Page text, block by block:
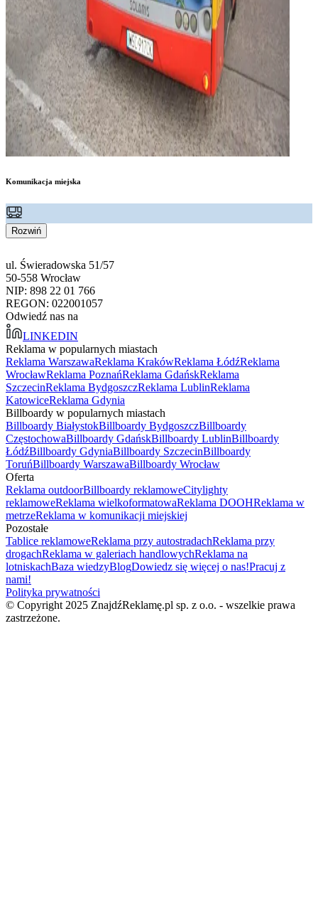
Komunikacja miejska
Rozwiń
ul. Świeradowska 51/57
50-558 Wrocław
NIP: 898 22 01 766
REGON: 022001057
Odwiedź nas na
LINKEDIN
Reklama w popularnych miastach
Reklama WarszawaReklama KrakówReklama ŁódźReklama
WrocławReklama PoznańReklama GdańskReklama
SzczecinReklama BydgoszczReklama LublinReklama
KatowiceReklama Gdynia
Billboardy w popularnych miastach
Billboardy BiałystokBillboardy BydgoszczBillboardy
CzęstochowaBillboardy GdańskBillboardy LublinBillboardy
ŁódźBillboardy GdyniaBillboardy SzczecinBillboardy
ToruńBillboardy WarszawaBillboardy Wrocław
Oferta
Reklama outdoorBillboardy reklamoweCitylighty
reklamoweReklama wielkoformatowaReklama DOOHReklama w
metrzeReklama w komunikacji miejskiej
Pozostałe
Tablice reklamoweReklama przy autostradachReklama przy
drogachReklama w galeriach handlowychReklama na
lotniskachBaza wiedzyBlogDowiedz się więcej o nas!Pracuj z
nami!
Polityka prywatności
© Copyright 2025 ZnajdźReklamę.pl sp. z o.o. - wszelkie prawa
zastrzeżone.